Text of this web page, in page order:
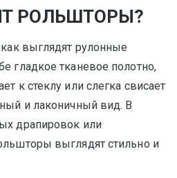
РОЛЬШТОРЫ?
выглядят рулонные
гладкое тканевое полотно,
к стеклу или слегка свисает
и лаконичный вид. В
драпировок или
выглядят стильно и